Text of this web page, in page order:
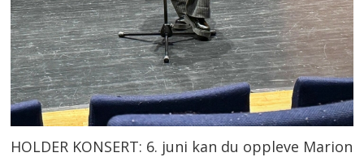
HOLDER KONSERT: 6. juni kan du oppleve Marion